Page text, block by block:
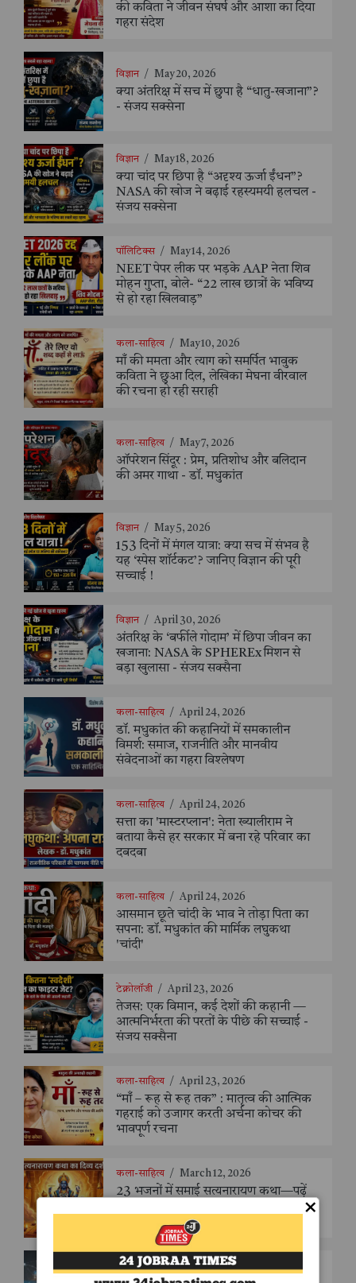
की कविता ने जीवन संघर्ष और आशा का दिया
गहरा संदेश
विज्ञान / May 20, 2026
क्या अंतरिक्ष में सच में छुपा है “धातु-खजाना”?
- संजय सक्सेना
विज्ञान / May 18, 2026
क्या चांद पर छिपा है “अदृश्य ऊर्जा ईंधन”?
NASA की खोज ने बढ़ाई रहस्यमयी हलचल -
संजय सक्सेना
पॉलिटिक्स / May 14, 2026
NEET पेपर लीक पर भड़के AAP नेता शिव
मोहन गुप्ता, बोले- “22 लाख छात्रों के भविष्य
से हो रहा खिलवाड़”
कला-साहित्य / May 10, 2026
माँ की ममता और त्याग को समर्पित भावुक
कविता ने छुआ दिल, लेखिका मेघना वीरवाल
की रचना हो रही सराही
कला-साहित्य / May 7, 2026
ऑपरेशन सिंदूर : प्रेम, प्रतिशोध और बलिदान
की अमर गाथा - डॉ. मधुकांत
विज्ञान / May 5, 2026
153 दिनों में मंगल यात्रा: क्या सच में संभव है
यह ‘स्पेस शॉर्टकट’? जानिए विज्ञान की पूरी
सच्चाई !
विज्ञान / April 30, 2026
अंतरिक्ष के ‘बर्फीले गोदाम’ में छिपा जीवन का
खजाना: NASA के SPHEREx मिशन से
बड़ा खुलासा - संजय सक्सैना
कला-साहित्य / April 24, 2026
डॉ. मधुकांत की कहानियों में समकालीन
विमर्श: समाज, राजनीति और मानवीय
संवेदनाओं का गहरा विश्लेषण
कला-साहित्य / April 24, 2026
सत्ता का 'मास्टरप्लान': नेता ख्यालीराम ने
बताया कैसे हर सरकार में बना रहे परिवार का
दबदबा
कला-साहित्य / April 24, 2026
आसमान छूते चांदी के भाव ने तोड़ा पिता का
सपना: डॉ. मधुकांत की मार्मिक लघुकथा
'चांदी'
टेक्नोलॉजी / April 23, 2026
तेजस: एक विमान, कई देशों की कहानी —
आत्मनिर्भरता की परतों के पीछे की सच्चाई -
संजय सक्सैना
कला-साहित्य / April 23, 2026
“माँ – रूह से रूह तक” : मातृत्व की आत्मिक
गहराई को उजागर करती अर्चना कोचर की
भावपूर्ण रचना
कला-साहित्य / March 12, 2026
23 भजनों में समाई सत्यनारायण कथा—पढ़ें
"श्री सत्यनारायण भगवान कथा दर्शन"
विज्ञान / March 10, 2026
×